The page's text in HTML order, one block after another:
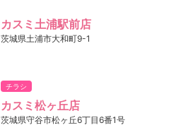
カスミ土浦駅前店
茨城県土浦市大和町9-1
チラシ
カスミ松ヶ丘店
茨城県守谷市松ヶ丘6丁目6番1号